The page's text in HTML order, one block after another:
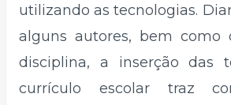
utilizando as tecnologias.
alguns autores, bem como
disciplina, a inserção das
currículo escolar traz